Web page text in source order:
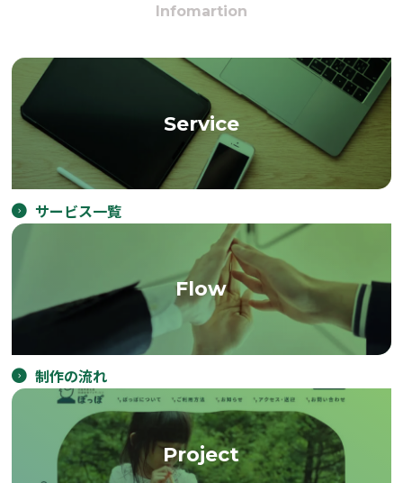
Infomartion
Service
サービス一覧
Flow
制作の流れ
Project